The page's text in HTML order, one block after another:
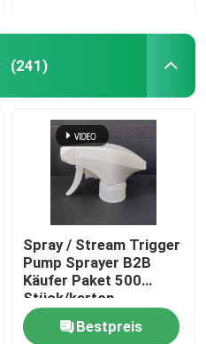
(241)
Spray / Stream Trigger
Pump Sprayer B2B
Käufer Paket 500
Stück/karton
Bestpreis